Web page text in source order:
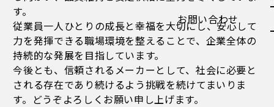
お問い合わせ
す。
従業員一人ひとりの成長と幸福を大切にし、安心して
力を発揮できる職場環境を整えることで、企業全体の
持続的な発展を目指しています。
今後とも、信頼されるメーカーとして、社会に必要と
される存在であり続けるよう挑戦を続けてまいりま
す。どうぞよろしくお願い申し上げます。